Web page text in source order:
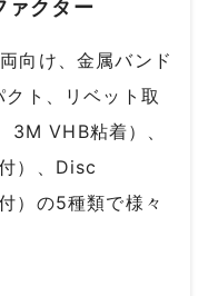
ァクター
向け、金属バンド
ト、リベット取
VHB粘着）、
）、Disc
）の5種類で様々